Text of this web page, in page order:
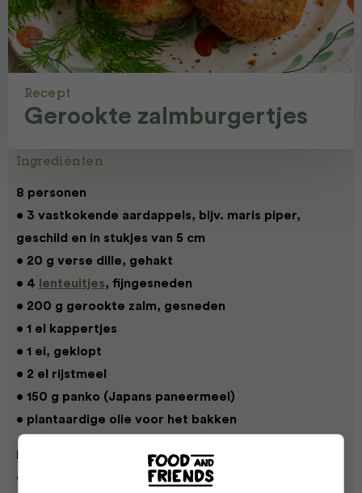
Recept
Gerookte zalmburgertjes
Ingrediënten
8 personen
• 3 vastkokende aardappels, bijv. maris piper,
geschild en in stukjes van 5 cm
• 20 g verse dille, gehakt
• 4
lenteuitjes, fijngesneden
• 200 g gerookte zalm, gesneden
• 1 el kappertjes
• 1 ei, geklopt
• 2 el rijstmeel
• 150 g panko (Japans paneermeel)
• plantaardige olie voor het bakken
• 20 g verse dille